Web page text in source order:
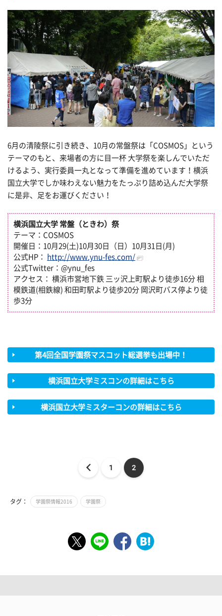
6月の清陵祭に引き続き、10月の常盤祭は「COSMOS」という
テーマのもと、来場者の方に目一杯 大学祭を楽しんでいただ
けるよう、実行委員一丸となって準備を進めています！ 横浜
国 立大学でしか味わえない魅力をたっぷり詰め込んだ大学祭
に是非、足をお運びください！
横浜国立大学 常盤（ときわ）祭
テーマ：COSMOS
開催日：10月29(土)10月30日（日）10月31日(月)
公式HP：
http://www.ynu-fes.com/
公式Twitter：@ynu_fes
アクセス： 横浜市営地下鉄 三ッ沢上町駅より徒歩16分 相
模鉄道(相鉄線) 和田町駅より徒歩20分 岡沢町バス停より徒
歩3分
第4回全国学園祭マスコット総選挙も出場中！
横浜国立大学ミスコンの詳細はこちら
横浜国立大学ミスターコンの詳細はこちら
1 2
タグ： 学園祭情報2016 学園祭